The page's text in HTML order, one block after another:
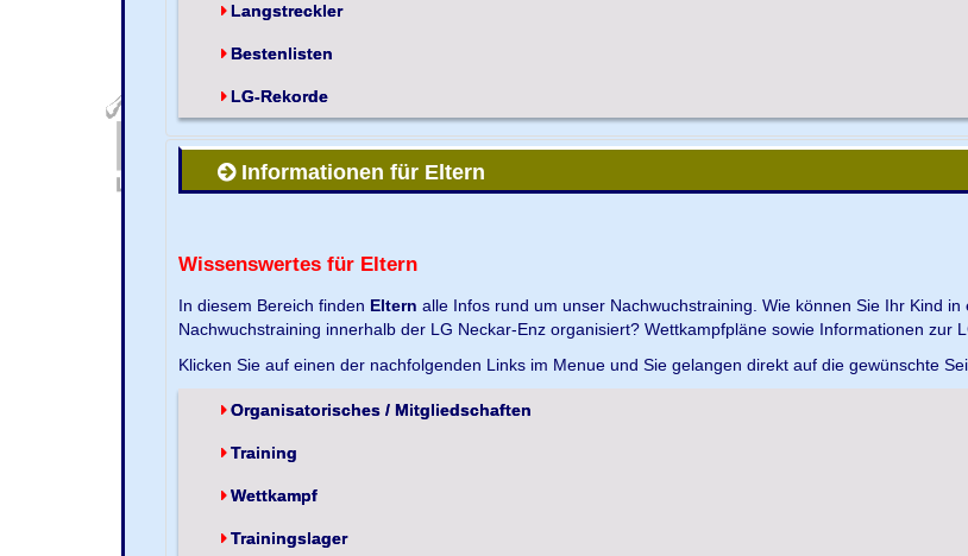
Langstreckler
Bestenlisten
LG-Rekorde
Informationen für Eltern
Wissenswertes für Eltern
In diesem Bereich finden Eltern alle Infos rund um unser Nachwuchstraining. Wie können Sie Ihr Kind
Nachwuchstraining innerhalb der LG Neckar-Enz organisiert? Wettkampfpläne sowie Informationen zur
Klicken Sie auf einen der nachfolgenden Links im Menue und Sie gelangen direkt auf die gewünschte
Organisatorisches / Mitgliedschaften
Training
Wettkampf
Trainingslager